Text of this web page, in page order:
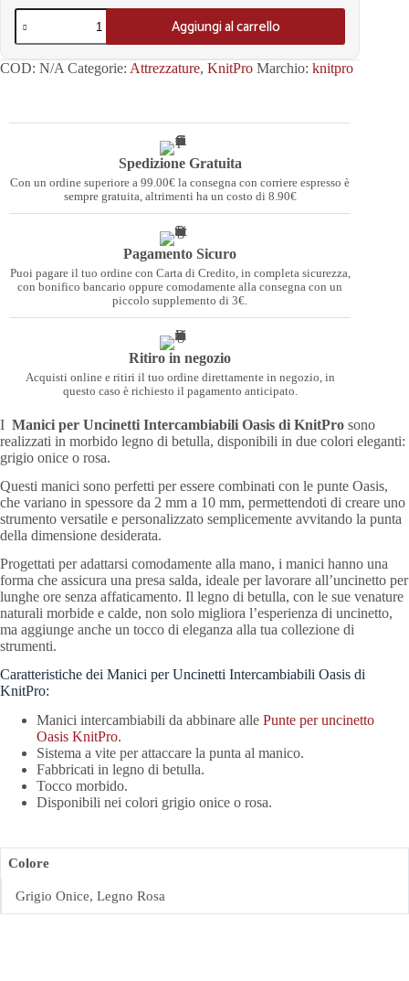
Aggiungi al carrello
COD: N/A Categorie: Attrezzature, KnitPro Marchio: knitpro
Spedizione Gratuita
Con un ordine superiore a 99.00€ la consegna con corriere espresso è
sempre gratuita, altrimenti ha un costo di 8.90€
Pagamento Sicuro
Puoi pagare il tuo ordine con Carta di Credito, in completa sicurezza,
con bonifico bancario oppure comodamente alla consegna con un
piccolo supplemento di 3€.
Ritiro in negozio
Acquisti online e ritiri il tuo ordine direttamente in negozio, in
questo caso è richiesto il pagamento anticipato.
I Manici per Uncinetti Intercambiabili Oasis di KnitPro sono
realizzati in morbido legno di betulla, disponibili in due colori eleganti:
grigio onice o rosa.
Questi manici sono perfetti per essere combinati con le punte Oasis,
che variano in spessore da 2 mm a 10 mm, permettendoti di creare uno
strumento versatile e personalizzato semplicemente avvitando la punta
della dimensione desiderata.
Progettati per adattarsi comodamente alla mano, i manici hanno una
forma che assicura una presa salda, ideale per lavorare all’uncinetto per
lunghe ore senza affaticamento. Il legno di betulla, con le sue venature
naturali morbide e calde, non solo migliora l’esperienza di uncinetto,
ma aggiunge anche un tocco di eleganza alla tua collezione di
strumenti.
Caratteristiche dei Manici per Uncinetti Intercambiabili Oasis di
KnitPro:
Manici intercambiabili da abbinare alle Punte per uncinetto
Oasis KnitPro.
Sistema a vite per attaccare la punta al manico.
Fabbricati in legno di betulla.
Tocco morbido.
Disponibili nei colori grigio onice o rosa.
Colore
Grigio Onice, Legno Rosa